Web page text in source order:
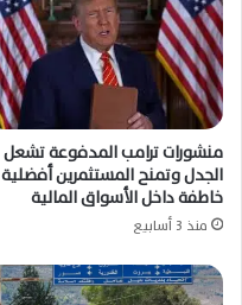
منشورات ترامب المدفوعة تشعل
الجدل وتمنح المستثمرين أفضلية
خاطفة داخل الأسواق المالية
منذ 3 أسابيع